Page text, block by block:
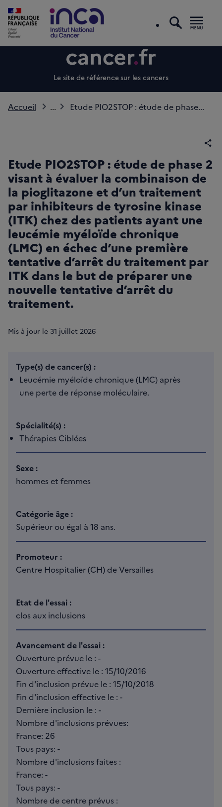
Le site de référence sur les cancers
Accueil ... Etude PIO2STOP : étude de phase...
Etude PIO2STOP : étude de phase 2
visant à évaluer la combinaison de
la pioglitazone et d’un traitement
par inhibiteurs de tyrosine kinase
(ITK) chez des patients ayant une
leucémie myéloïde chronique
(LMC) en échec d’une première
tentative d’arrêt du traitement par
ITK dans le but de préparer une
nouvelle tentative d’arrêt du
traitement.
Mis à jour le 31 juillet 2026
Type(s) de cancer(s) :
Leucémie myéloïde chronique (LMC) après
une perte de réponse moléculaire.
Spécialité(s) :
Thérapies Ciblées
Sexe :
hommes et femmes
Catégorie âge :
Supérieur ou égal à 18 ans.
Promoteur :
Centre Hospitalier (CH) de Versailles
Etat de l'essai :
clos aux inclusions
Avancement de l'essai :
Ouverture prévue le : -
Ouverture effective le : 15/10/2016
Fin d'inclusion prévue le : 15/10/2018
Fin d'inclusion effective le : -
Dernière inclusion le : -
Nombre d'inclusions prévues:
France: 26
Tous pays: -
Nombre d'inclusions faites :
France: -
Tous pays: -
Nombre de centre prévus :